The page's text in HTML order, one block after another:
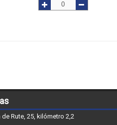
de Rute, 25, kilómetro 2,2